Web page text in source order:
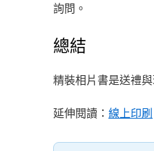
詢問。
總結
精裝相片書是送禮
延伸閱讀： 線上印刷